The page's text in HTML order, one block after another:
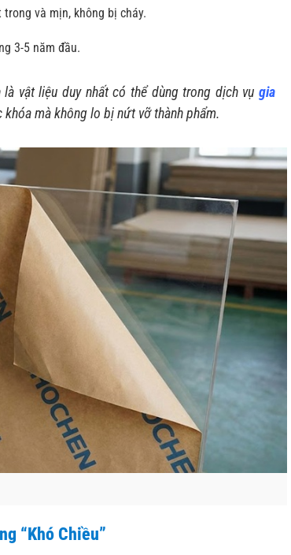
và mịn, không bị cháy.
3-5 năm đầu.
vật liệu duy nhất có thể dùng trong dịch vụ gia
mà không lo bị nứt vỡ thành phẩm.
“Khó Chiều”